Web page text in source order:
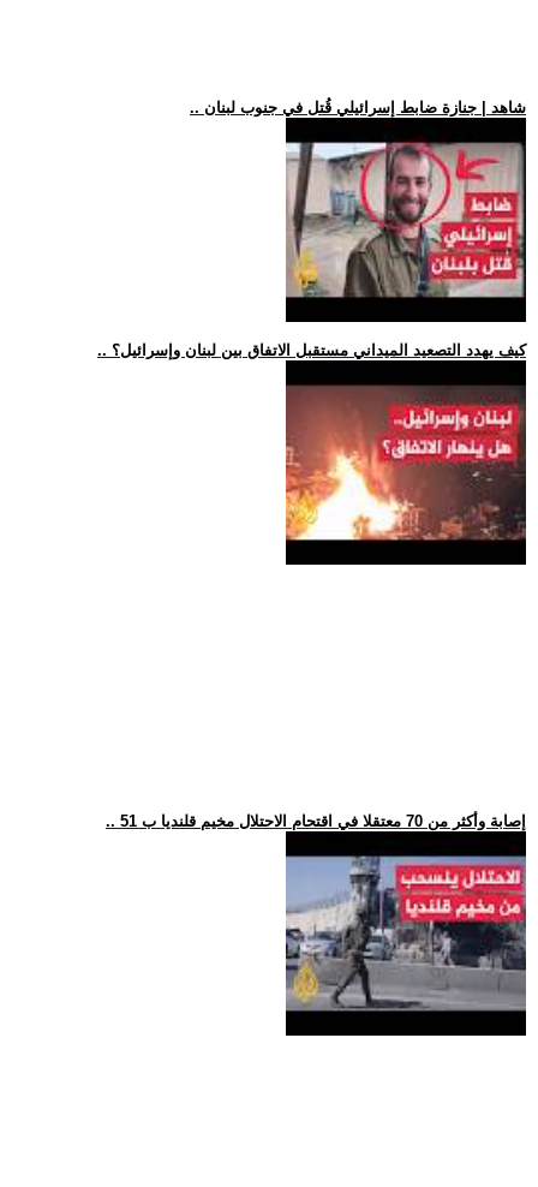
.. شاهد | جنازة ضابط إسرائيلي قُتل في جنوب لبنان
.. كيف يهدد التصعيد الميداني مستقبل الاتفاق بين لبنان وإسرائيل؟
.. 51 إصابة وأكثر من 70 معتقلا في اقتحام الاحتلال مخيم قلنديا ب